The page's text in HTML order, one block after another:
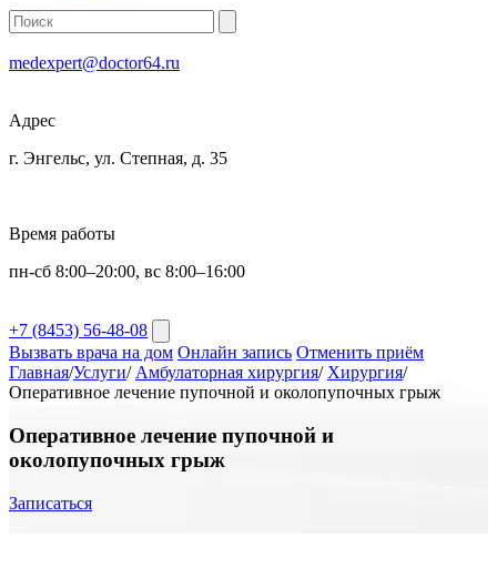
medexpert@doctor64.ru
Адрес
г. Энгельс, ул. Степная, д. 35
Время работы
пн-сб 8:00–20:00, вс 8:00–16:00
+7 (8453) 56-48-08
Вызвать врача на дом Онлайн запись Отменить приём
Главная/Услуги/ Амбулаторная хирургия/ Хирургия/
Оперативное лечение пупочной и околопупочных грыж
Оперативное лечение пупочной и
околопупочных грыж
Записаться